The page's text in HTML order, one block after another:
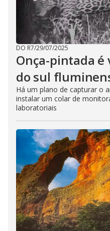
DO R7/29/07/2025
Onça-pintada é
do sul
Há um plano de capturar o
instalar um colar de
laboratoriais